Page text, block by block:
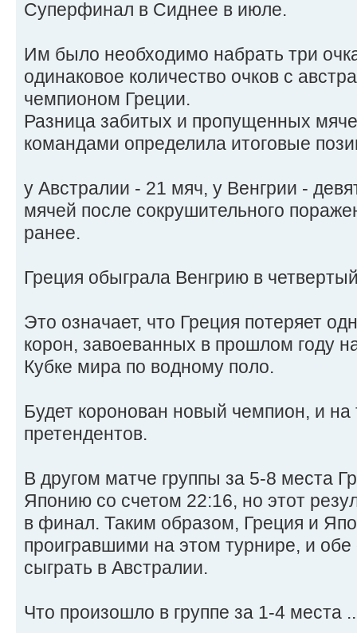
Суперфинал в Сиднее в июле.
Им было необходимо набрать три
одинаковое количество очков с
чемпионом Греции.
Разница забитых и пропущенных
командами определила итоговые
у Австралии - 21 мяч, у Венгрии -
мячей после сокрушительного
ранее.
Греция обыграла Венгрию в
Это означает, что Греция потеряет
корон, завоеванных в прошлом году
Кубке мира по водному поло.
Будет коронован новый чемпион, и на
претендентов.
В другом матче группы за 5-8 места
Японию со счетом 22:16, но этот
в финал. Таким образом, Греция и
проигравшими на этом турнире, и
сыграть в Австралии.
Что произошло в группе за 1-4 места ..